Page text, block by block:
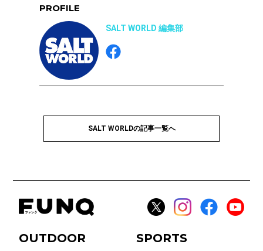
PROFILE
SALT WORLD 編集部
SALT WORLDの記事一覧へ
OUTDOOR
SPORTS